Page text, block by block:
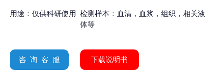
用途：仅供科研使用 检测样本：血清，血浆，组织，相关液
体等
咨 询 客 服 下载说明书